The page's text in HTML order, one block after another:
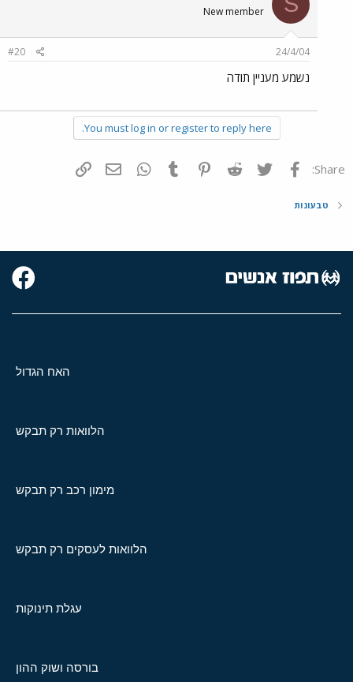
New member
24/4/04
#20
נשמע מעניין תודה
You must log in or register to reply here.
Share: פייסבוק Twitter
Reddit
Pinterest
Tumblr
WhatsAppדואר אלקטרוני
טבעונות
האח הגדול
הלוואות רק תבקש
מימון רכב רק תבקש
הלוואות לעסקים רק תבקש
עגלת תינוקות
בורסה ושוק ההון